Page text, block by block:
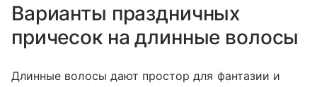
Варианты праздничных
причесок на длинные волосы
Длинные волосы дают простор для фантазии и